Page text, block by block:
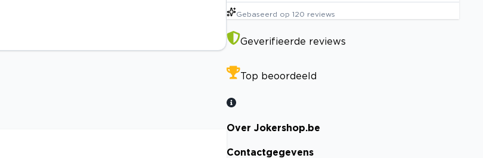
Gebaseerd op 120 reviews
Geverifieerde reviews
Top beoordeeld
Over Jokershop.be
Contactgegevens